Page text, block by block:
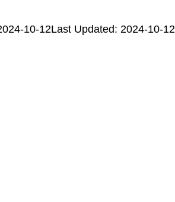
10-12Last Updated: 2024-10-12